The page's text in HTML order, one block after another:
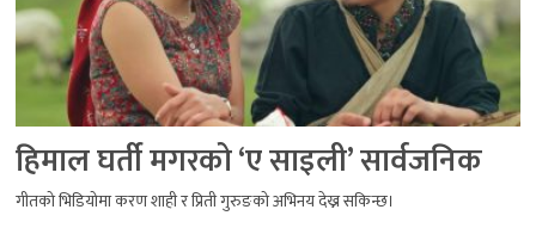
हिमाल घर्ती मगरको ‘ए साइली’ सार्वजनिक
गीतको भिडियोमा करण शाही र प्रिती गुरुङको अभिनय देख्न सकिन्छ।